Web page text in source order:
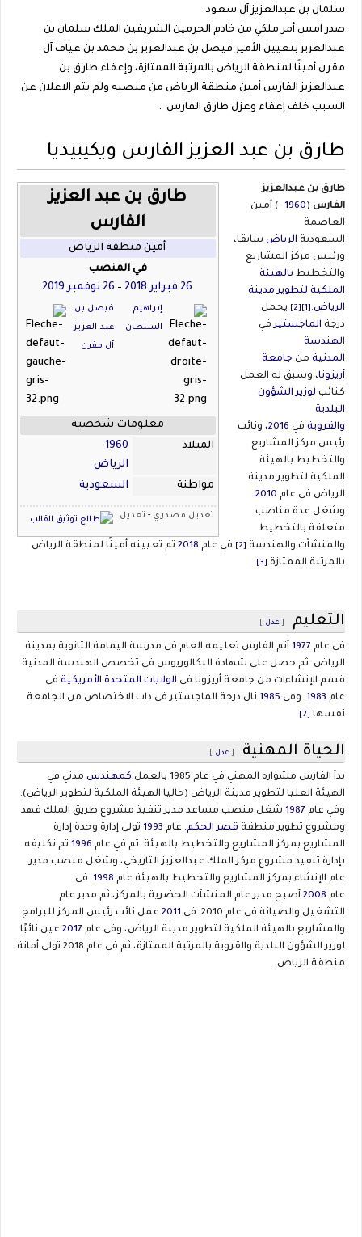
سلمان بن عبدالعزيز آل سعود
صدر امس أمر ملكي من خادم الحرمين الشريفين الملك سلمان بن
عبدالعزيز بتعيين الأمير فيصل بن عبدالعزيز بن محمد بن عياف آل
مقرن أمينًا لمنطقة الرياض بالمرتبة الممتازة، وإعفاء طارق بن
عبدالعزيز الفارس أمين منطقة الرياض من منصبه ولم يتم الاعلان عن
السبب خلف إعفاء وعزل طارق الفارس .
طارق بن عبد العزيز الفارس ويكيبيديا
اذهب
إلى
التنقلاذهب
إلى
البحث
طارق بن عبد العزيز
الفارس
أمين منطقة الرياض
في المنصب
26 فبراير
2018
– 26 نوفمبر 2019
إبراهيم
السلطان
فيصل بن
عبد العزيز
آل مقرن
معلومات شخصية
الميلاد
1960
الرياض
مواطنة
السعودية
تعديل مصدري - تعديل
طارق بن عبدالعزيز
الفارس (
1960- ) أمين
العاصمة
السعودية الرياض سابقا،
ورئيس مركز المشاريع
والتخطيط بالهيئة
الملكية لتطوير مدينة
الرياض.
يحمل
درجة الماجستيرفي
الهندسة
المدنية من جامعة
أريزونا، وسبق له العمل
كنائب لوزير الشؤون
البلدية
والقروية في 2016، ونائب
رئيس مركز المشاريع
والتخطيط بالهيئة
الملكية لتطوير مدينة
الرياض في عام 2010
.
وشغل عدة مناصب
متعلقة بالتخطيط
والمنشآت والهندسة.
في عام 2018 تم تعيينه أمينًا لمنطقة الرياض
بالمرتبة الممتازة.
التعليم [ عدل ]
في عام 1977 أتم الفارس تعليمه العام في مدرسة اليمامة الثانوية بمدينة
الرياض. ثم حصل على شهادة البكالوريوس في تخصص الهندسة المدنية
قسم الإنشاءات من جامعة أريزونا في الولايات المتحدة الأمريكية في
عام 1983. وفي 1985 نال درجة الماجستير في ذات الاختصاص من الجامعة
نفسها.
الحياة المهنية [ عدل ]
بدأ الفارس مشواره المهني في عام 1985 بالعمل كمهندس مدني في
الهيئة العليا لتطوير مدينة الرياض (حاليا الهيئة الملكية لتطوير الرياض).
وفي عام 1987 شغل منصب مساعد مدير تنفيذ مشروع طريق الملك فهد
ومشروع تطوير منطقة قصر الحكم. عام 1993 تولى إدارة وحدة إدارة
المشاريع بمركز المشاريع والتخطيط بالهيئة. ثم في عام 1996 تم تكليفه
بإدارة تنفيذ مشروع مركز الملك عبدالعزيز التاريخي، وشغل منصب مدير
عام الإنشاء بمركز المشاريع والتخطيط بالهيئة عام 1998. في
عام 2008 أصبح مدير عام المنشآت الحضرية بالمركز، ثم مدير عام
التشغيل والصيانة في عام 2010. في
2011 عمل نائب رئيس المركز للبرامج
والمشاريع بالهيئة الملكية لتطوير مدينة الرياض، وفي عام 2017 عين نائبًا
لوزير الشؤون البلدية والقروية بالمرتبة الممتازة، ثم في عام 2018 تولى أمانة
منطقة الرياض.